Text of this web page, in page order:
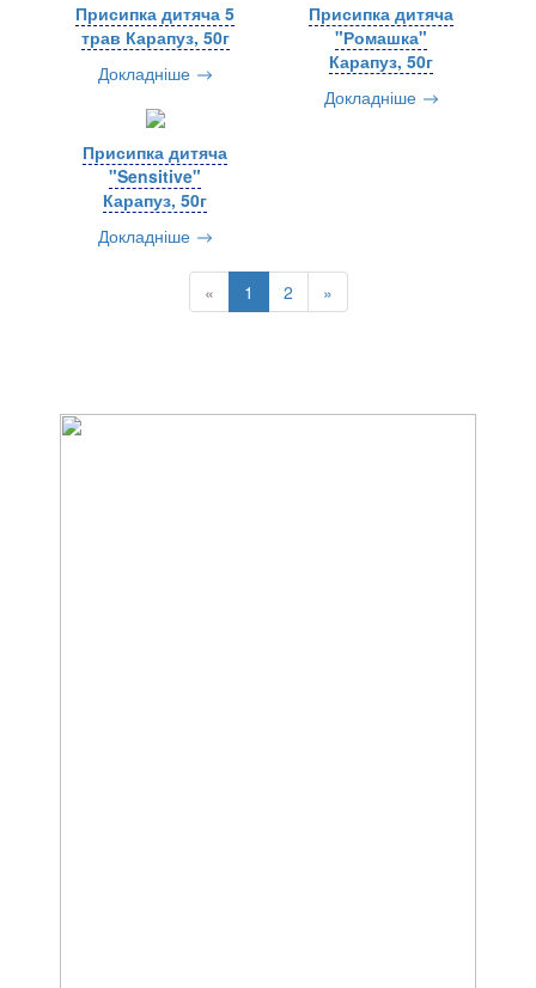
Присипка дитяча 5
трав Карапуз, 50г
Докладніше
Присипка дитяча
"Ромашка"
Карапуз, 50г
Докладніше
Присипка дитяча
"Sensitive"
Карапуз, 50г
Докладніше
« 1 2 »